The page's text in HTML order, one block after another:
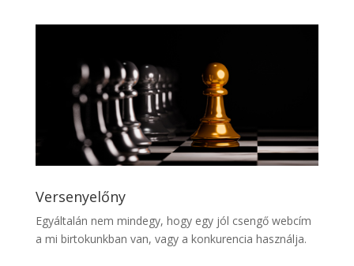
Versenyelőny
Egyáltalán nem mindegy, hogy egy jól csengő webcím
a mi birtokunkban van, vagy a konkurencia használja.